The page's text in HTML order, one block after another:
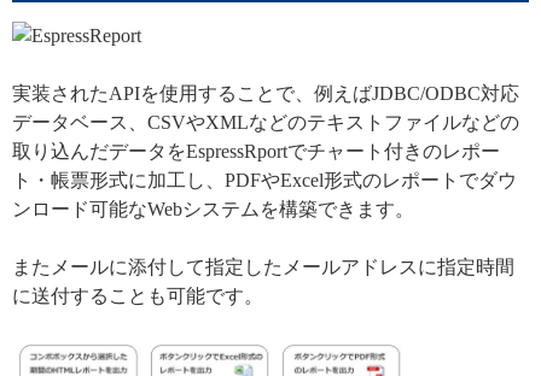
実装されたAPIを使用することで、例えばJDBC/ODBC対応
データベース、CSVやXMLなどのテキストファイルなどの
取り込んだデータをEspressRportでチャート付きのレポー
ト・帳票形式に加工し、PDFやExcel形式のレポートでダウ
ンロード可能なWebシステムを構築できます。
またメールに添付して指定したメールアドレスに指定時間
に送付することも可能です。